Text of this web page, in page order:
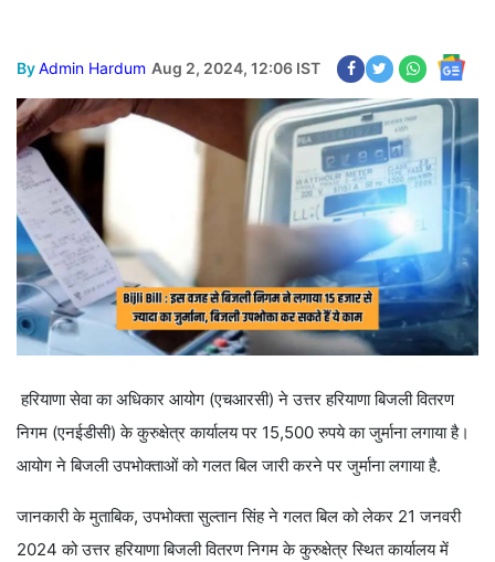
ByAdmin Hardum Aug 2, 2024, 12:06 IST
हरियाणा सेवा का अधिकार आयोग (एचआरसी) ने उत्तर हरियाणा बिजली वितरण
निगम (एनईडीसी) के कुरुक्षेत्र कार्यालय पर 15,500 रुपये का जुर्माना लगाया है।
आयोग ने बिजली उपभोक्ताओं को गलत बिल जारी करने पर जुर्माना लगाया है.
जानकारी के मुताबिक, उपभोक्ता सुल्तान सिंह ने गलत बिल को लेकर 21 जनवरी
2024 को उत्तर हरियाणा बिजली वितरण निगम के कुरुक्षेत्र स्थित कार्यालय में